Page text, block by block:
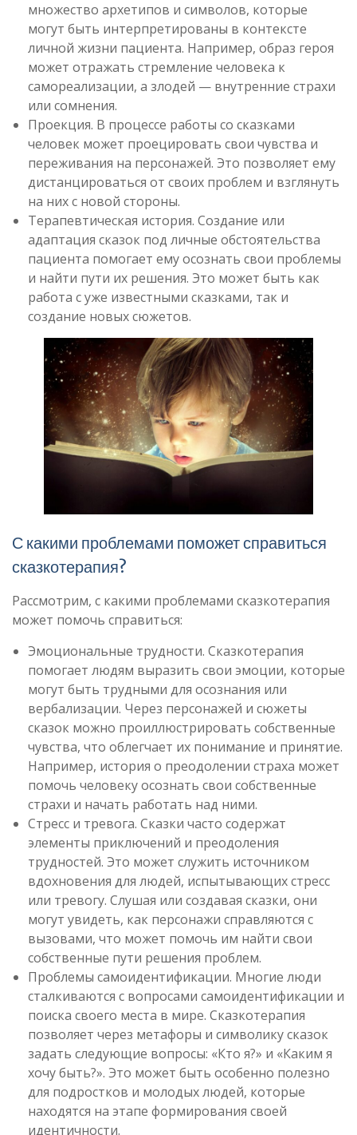
множество архетипов и символов, которые
могут быть интерпретированы в контексте
личной жизни пациента. Например, образ героя
может отражать стремление человека к
самореализации, а злодей — внутренние страхи
или сомнения.
Проекция. В процессе работы со сказками
человек может проецировать свои чувства и
переживания на персонажей. Это позволяет ему
дистанцироваться от своих проблем и взглянуть
на них с новой стороны.
Терапевтическая история. Создание или
адаптация сказок под личные обстоятельства
пациента помогает ему осознать свои проблемы
и найти пути их решения. Это может быть как
работа с уже известными сказками, так и
создание новых сюжетов.
С какими проблемами поможет справиться
сказкотерапия?
Рассмотрим, с какими проблемами сказкотерапия
может помочь справиться:
Эмоциональные трудности. Сказкотерапия
помогает людям выразить свои эмоции, которые
могут быть трудными для осознания или
вербализации. Через персонажей и сюжеты
сказок можно проиллюстрировать собственные
чувства, что облегчает их понимание и принятие.
Например, история о преодолении страха может
помочь человеку осознать свои собственные
страхи и начать работать над ними.
Стресс и тревога. Сказки часто содержат
элементы приключений и преодоления
трудностей. Это может служить источником
вдохновения для людей, испытывающих стресс
или тревогу. Слушая или создавая сказки, они
могут увидеть, как персонажи справляются с
вызовами, что может помочь им найти свои
собственные пути решения проблем.
Проблемы самоидентификации. Многие люди
сталкиваются с вопросами самоидентификации и
поиска своего места в мире. Сказкотерапия
позволяет через метафоры и символику сказок
задать следующие вопросы: «Кто я?» и «Каким я
хочу быть?». Это может быть особенно полезно
для подростков и молодых людей, которые
находятся на этапе формирования своей
идентичности.